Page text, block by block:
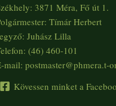
3871 Méra, Fő út 1.
Tímár Herbert
Juhász Lilla
(46) 460-101
mail: postmaster@phmera.t-
Kövessen minket a